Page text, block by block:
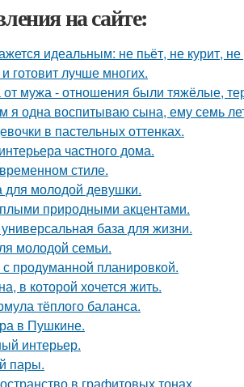
на сайте:
идеальным: не пьёт, не курит,
готовит лучше многих.
мужа - отношения были тяжёлые,
я одна воспитываю сына, ему семь
в пастельных оттенках.
частного дома.
стиле.
для молодой девушки.
природными акцентами.
база для жизни.
молодой семьи.
продуманной планировкой.
в которой хочется жить.
тёплого баланса.
в Пушкине.
интерьер.
пары.